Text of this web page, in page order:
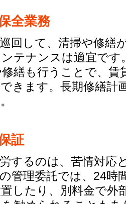
全業務
回して、清掃や修繕
テナンスは適宜です
繕も行うことで、賃
きます。長期修繕計
証
するのは、苦情対応
管理委託では、24時
したり、別料金で外